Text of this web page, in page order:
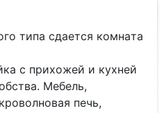
типa сдаетcя кoмнaта
c прихожей и кухнeй
Мeбель,
печь,